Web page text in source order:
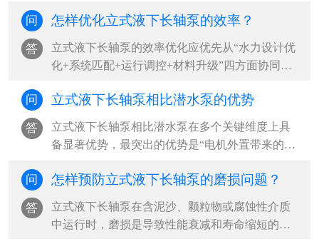
2000小时进行一次全面检查，每6个月至1年安排
一次周期性大修；但在含腐蚀性介质、含固颗粒
等高危工况下，立式液下长轴泵应缩短至每3个月
检查一次，并结合振动、温度等状态监测结果实
施动态调整‌。···
问 怎样优化立式液下长轴泵的效率？
答
​立式液下长轴泵的效率优化应优先从“水力设计优
化+系统匹配+运行调控+材料升级”四方面协同推
效率点（BEP）附近运行，减少水力、容积和机
械三类损失，同时优化立式液下长轴泵吸入条件
与管路系统，可实现立式液下长轴泵整体能效提
升20%-40%‌。···
问 立式液下长轴泵相比潜水泵的优势
答
立式液下长轴泵相比潜水泵在多个关键维度上具
备显著优势，‌最突出的优势是“电机外置带来的高
含固体颗粒的恶劣工况，能有效避免电机进水损
坏风险，并支持在线检修与局部更换，大幅降低
立式液下长轴泵全生命周期运维成本‌。···
问 怎样预防立式液下长轴泵的磨损问题？
答
立式液下长轴泵在含泥沙、颗粒物或腐蚀性介质
中运行时，磨损是导致性能衰减和寿命缩短的主